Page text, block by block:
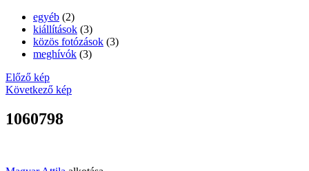
egyéb (2)
kiállítások (3)
közös fotózások (3)
meghívók (3)
Előző kép
Következő kép
1060798